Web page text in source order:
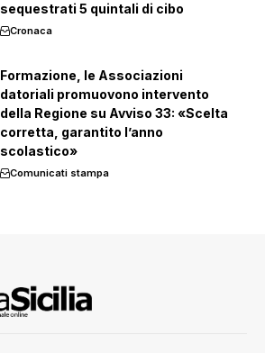
sequestrati 5 quintali di cibo
Cronaca
Formazione, le Associazioni
datoriali promuovono intervento
della Regione su Avviso 33: «Scelta
corretta, garantito l’anno
scolastico»
Comunicati stampa